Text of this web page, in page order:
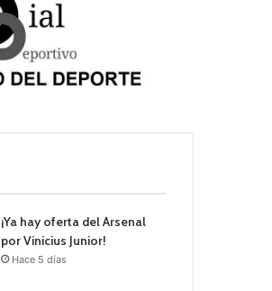
¡Ya hay oferta del Arsenal
por Vinicius Junior!
Hace 5 días